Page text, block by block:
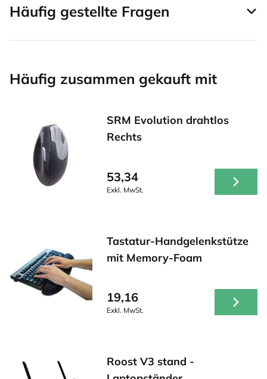
Häufig gestellte Fragen
Häufig zusammen gekauft mit
SRM Evolution drahtlos
Rechts
53,34
Exkl. MwSt.
Tastatur-Handgelenkstütze
mit Memory-Foam
19,16
Exkl. MwSt.
Roost V3 stand -